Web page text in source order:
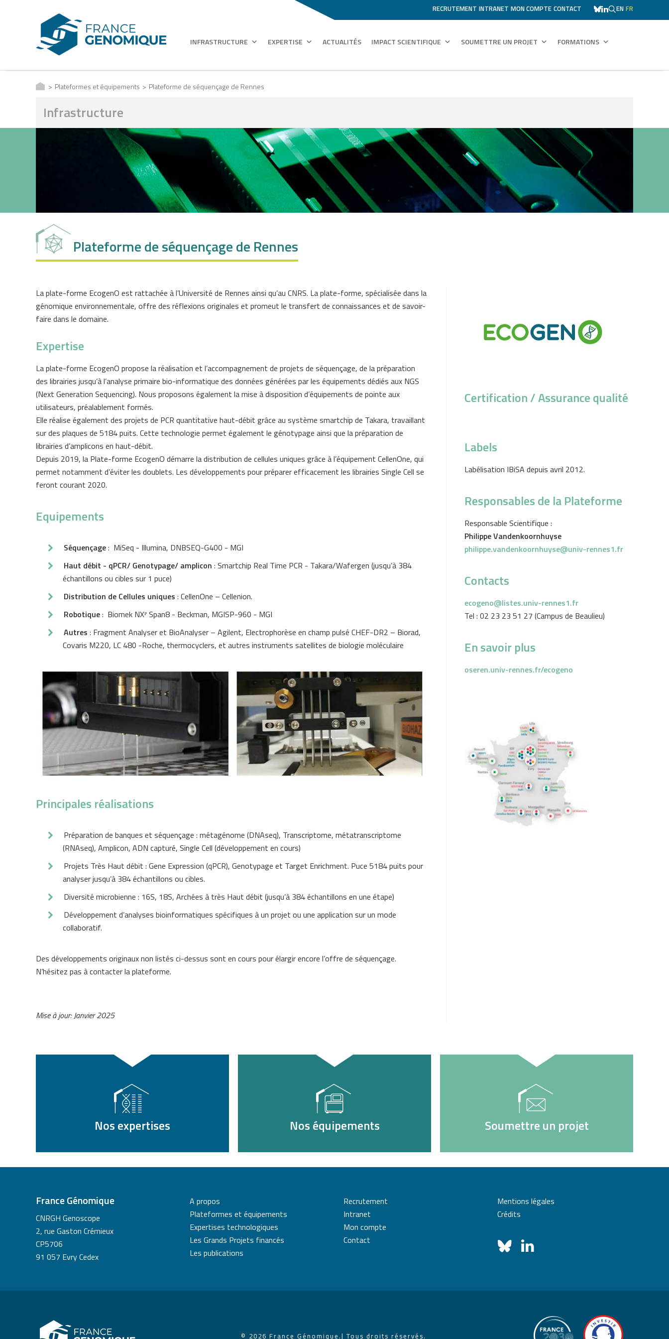
RECRUTEMENT INTRANET MON COMPTE CONTACT EN FR
INFRASTRUCTURE EXPERTISE ACTUALITÉS IMPACT SCIENTIFIQUE SOUMETTRE UN PROJET FORMATIONS
Plateformes et équipements Plateforme de séquençage de Rennes
Infrastructure
Plateforme de séquençage de Rennes
La plate-forme EcogenO est rattachée à l’Université de Rennes ainsi qu’au CNRS. La plate-forme, spécialisée dans la
génomique environnementale, offre des réflexions originales et promeut le transfert de connaissances et de savoir-
faire dans le domaine.
Expertise
La plate-forme EcogenO propose la réalisation et l’accompagnement de projets de séquençage, de la préparation
des librairies jusqu’à l’analyse primaire bio-informatique des données générées par les équipements dédiés aux NGS
(Next Generation Sequencing). Nous proposons également la mise à disposition d’équipements de pointe aux
utilisateurs, préalablement formés.
Elle réalise également des projets de PCR quantitative haut-débit grâce au système smartchip de Takara, travaillant
sur des plaques de 5184 puits. Cette technologie permet également le génotypage ainsi que la préparation de
librairies d’amplicons en haut-débit.
Depuis 2019, la Plate-forme EcogenO démarre la distribution de cellules uniques grâce à l’équipement CellenOne, qui
permet notamment d’éviter les doublets. Les développements pour préparer efficacement les librairies Single Cell se
feront courant 2020.
Equipements
Séquençage: MiSeq - Illumina, DNBSEQ-G400 - MGI
Haut débit - qPCR/ Genotypage/ amplicon : Smartchip Real Time PCR - Takara/Wafergen (jusqu’à 384
échantillons ou cibles sur 1 puce)
Distribution de Cellules uniques : CellenOne – Cellenion.
Robotique: Biomek NXᴾ Span8 - Beckman, MGISP-960 - MGI
Autres : Fragment Analyser et BioAnalyser – Agilent, Electrophorèse en champ pulsé CHEF-DR2 – Biorad,
Covaris M220, LC 480 -Roche, thermocyclers, et autres instruments satellites de biologie moléculaire
Principales réalisations
Préparation de banques et séquençage : métagénome (DNAseq), Transcriptome, métatranscriptome
(RNAseq), Amplicon, ADN capturé, Single Cell (développement en cours)
Projets Très Haut débit : Gene Expression (qPCR), Genotypage et Target Enrichment. Puce 5184 puits pour
analyser jusqu’à 384 échantillons ou cibles.
Diversité microbienne : 16S, 18S, Archées à très Haut débit (jusqu’à 384 échantillons en une étape)
Développement d’analyses bioinformatiques spécifiques à un projet ou une application sur un mode
collaboratif.
Des développements originaux non listés ci-dessus sont en cours pour élargir encore l’offre de séquençage.
N’hésitez pas à contacter la plateforme.
Mise à jour: Janvier 2025
Certification / Assurance qualité
Labels
Labélisation IBiSA depuis avril 2012.
Responsables de la Plateforme
Responsable Scientifique :
Philippe Vandenkoornhuyse
philippe.vandenkoornhuyse@univ-rennes1.fr
Contacts
ecogeno@listes.univ-rennes1.fr
Tel : 02 23 23 51 27 (Campus de Beaulieu)
En savoir plus
oseren.univ-rennes.fr/ecogeno
Nos expertises Nos équipements Soumettre un projet
France Génomique
CNRGH Genoscope
2, rue Gaston Crémieux
CP5706
91 057 Evry Cedex
A propos
Plateformes et équipements
Expertises technologiques
Les Grands Projets financés
Les publications
Recrutement
Intranet
Mon compte
Contact
Mentions légales
Crédits
© 2026 France Génomique.| Tous droits réservés.